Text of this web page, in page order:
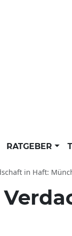
RATGEBER
in Haft: